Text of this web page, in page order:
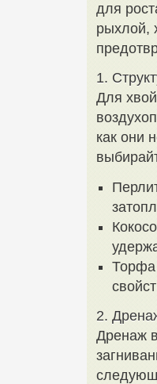
для
рыхлой,
1.
Для
как они
Торфа
2.
Дренаж